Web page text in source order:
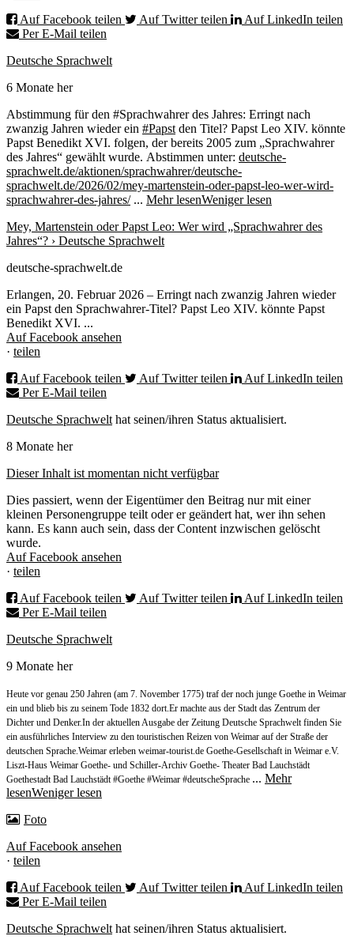
Auf Facebook teilen
Auf Twitter teilen
Auf LinkedIn teilen
Per E-Mail teilen
Deutsche Sprachwelt
6 Monate her
Abstimmung für den #Sprachwahrer des Jahres: Erringt nach
zwanzig Jahren wieder ein #Papst den Titel? Papst Leo XIV. könnte
Papst Benedikt XVI. folgen, der bereits 2005 zum „Sprachwahrer
des Jahres“ gewählt wurde. Abstimmen unter: deutsche-
sprachwelt.de/aktionen/sprachwahrer/deutsche-
sprachwelt.de/2026/02/mey-martenstein-oder-papst-leo-wer-wird-
sprachwahrer-des-jahres/ ... Mehr lesenWeniger lesen
Mey, Martenstein oder Papst Leo: Wer wird „Sprachwahrer des
Jahres“? › Deutsche Sprachwelt
deutsche-sprachwelt.de
Erlangen, 20. Februar 2026 – Erringt nach zwanzig Jahren wieder
ein Papst den Sprachwahrer-Titel? Papst Leo XIV. könnte Papst
Benedikt XVI. ...
Auf Facebook ansehen
· teilen
Auf Facebook teilen
Auf Twitter teilen
Auf LinkedIn teilen
Per E-Mail teilen
Deutsche Sprachwelt hat seinen/ihren Status aktualisiert.
8 Monate her
Dieser Inhalt ist momentan nicht verfügbar
Dies passiert, wenn der Eigentümer den Beitrag nur mit einer
kleinen Personengruppe teilt oder er geändert hat, wer ihn sehen
kann. Es kann auch sein, dass der Content inzwischen gelöscht
wurde.
Auf Facebook ansehen
· teilen
Auf Facebook teilen
Auf Twitter teilen
Auf LinkedIn teilen
Per E-Mail teilen
Deutsche Sprachwelt
9 Monate her
Heute vor genau 250 Jahren (am 7. November 1775) traf der noch junge Goethe in Weimar
ein und blieb bis zu seinem Tode 1832 dort. Er machte aus der Stadt das Zentrum der
Dichter und Denker.In der aktuellen Ausgabe der Zeitung Deutsche Sprachwelt finden Sie
ein ausführliches Interview zu den touristischen Reizen von Weimar auf der Straße der
deutschen Sprache. Weimar erleben weimar-tourist.de Goethe-Gesellschaft in Weimar e.V.
Liszt-Haus Weimar Goethe- und Schiller-Archiv Goethe- Theater Bad Lauchstädt
Goethestadt Bad Lauchstädt #Goethe #Weimar #deutscheSprache ... Mehr
lesenWeniger lesen
Foto
Auf Facebook ansehen
· teilen
Auf Facebook teilen
Auf Twitter teilen
Auf LinkedIn teilen
Per E-Mail teilen
Deutsche Sprachwelt hat seinen/ihren Status aktualisiert.